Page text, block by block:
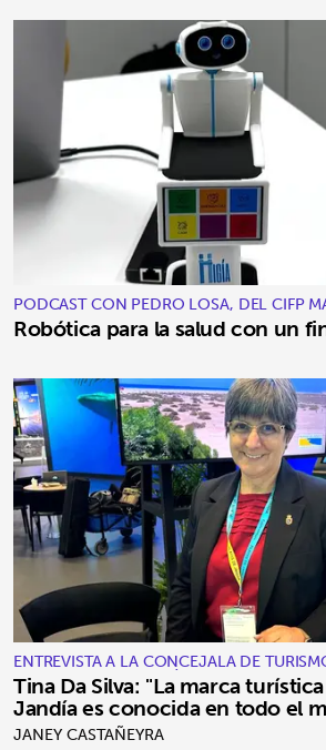
PODCAST CON PEDRO LOSA, DEL CIFP
Robótica para la salud con un
ENTREVISTA A LA CONCEJALA DE
AYUNTAMIENTO DE PÁJARA
Tina Da Silva: "La marca
Jandía es conocida en todo el
JANEY CASTAÑEYRA